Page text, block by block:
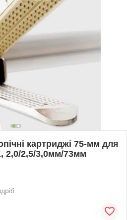
картриджі 75-мм для
2,0/2,5/3,0мм/73мм